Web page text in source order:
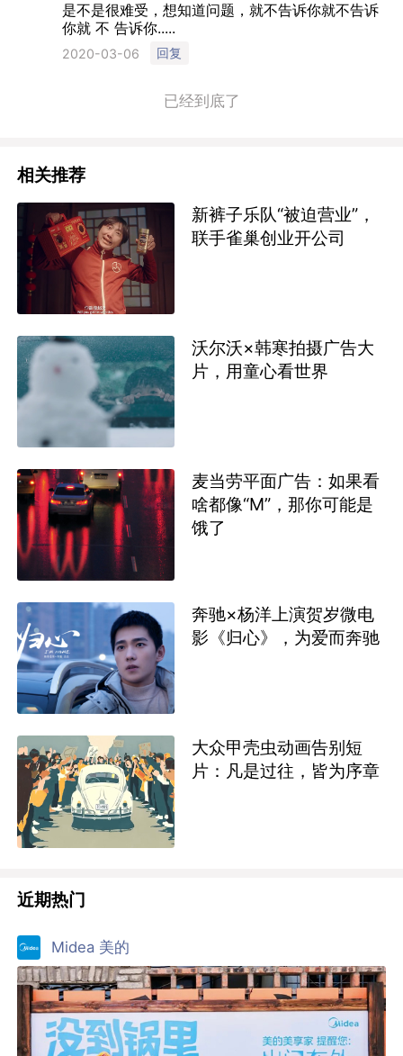
是不是很难受，想知道问题，就不告诉你就不告诉
你就 不 告诉你.....
2020-03-06 回复
已经到底了
相关推荐
新裤子乐队“被迫营业”，
联手雀巢创业开公司
沃尔沃×韩寒拍摄广告大
片，用童心看世界
麦当劳平面广告：如果看
啥都像“M”，那你可能是
饿了
奔驰×杨洋上演贺岁微电
影《归心》，为爱而奔驰
大众甲壳虫动画告别短
片：凡是过往，皆为序章
近期热门
Midea 美的